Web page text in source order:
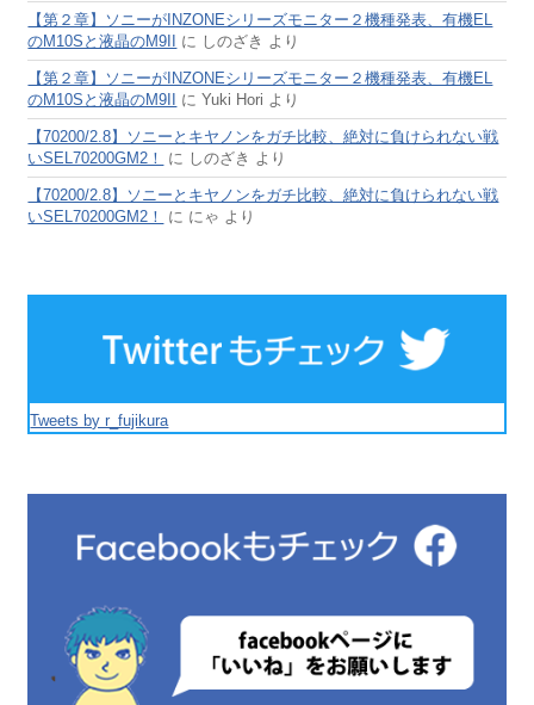
【第２章】ソニーがINZONEシリーズモニター２機種発表、有機EL
のM10Sと液晶のM9II
に しのざき より
【第２章】ソニーがINZONEシリーズモニター２機種発表、有機EL
のM10Sと液晶のM9II
にYuki Hori より
【70200/2.8】ソニーとキヤノンをガチ比較、絶対に負けられない戦
いSEL70200GM2！
に しのざき より
【70200/2.8】ソニーとキヤノンをガチ比較、絶対に負けられない戦
いSEL70200GM2！
に にゃ より
Tweets by r_fujikura